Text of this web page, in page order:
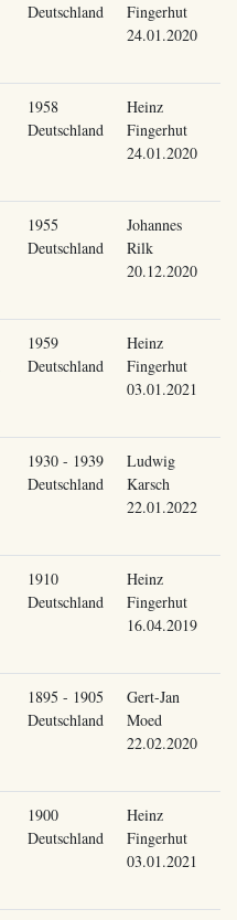
Deutschland
Fingerhut
24.01.2020
1958
Deutschland
Heinz
Fingerhut
24.01.2020
1955
Deutschland
Johannes
Rilk
20.12.2020
1959
Deutschland
Heinz
Fingerhut
03.01.2021
1930 - 1939
Deutschland
Ludwig
Karsch
22.01.2022
1910
Deutschland
Heinz
Fingerhut
16.04.2019
1895 - 1905
Deutschland
Gert-Jan
Moed
22.02.2020
1900
Deutschland
Heinz
Fingerhut
03.01.2021